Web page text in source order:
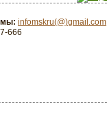
infomskru(@)gmail.com
666